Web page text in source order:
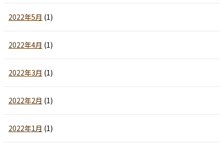
2022年5月 (1)
2022年4月 (1)
2022年3月 (1)
2022年2月 (1)
2022年1月 (1)